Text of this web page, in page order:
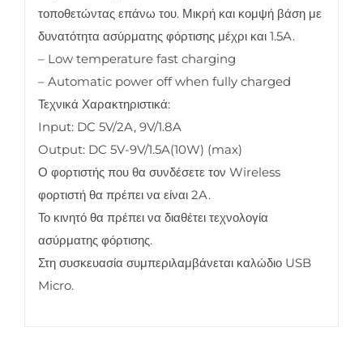
τοποθετώντας επάνω του. Μικρή και κομψή βάση με
δυνατότητα ασύρματης φόρτισης μέχρι και 1.5A.
– Low temperature fast charging
– Automatic power off when fully charged
Τεχνικά Χαρακτηριστικά:
Input: DC 5V/2A, 9V/1.8A
Output: DC 5V-9V/1.5A(10W) (max)
Ο φορτιστής που θα συνδέσετε τον Wireless
φορτιστή θα πρέπει να είναι 2A.
Το κινητό θα πρέπει να διαθέτει τεχνολογία
ασύρματης φόρτισης.
Στη συσκευασία συμπεριλαμβάνεται καλώδιο USB
Micro.